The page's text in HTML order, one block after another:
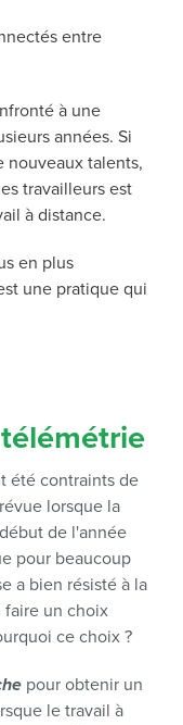
à une
années. Si
nouveaux talents,
travailleurs est
à distance.
en plus
une pratique qui
été contraints de
lorsque la
de l'année
pour beaucoup
a bien résisté à la
un choix
ce choix ?
pour obtenir un
le travail à